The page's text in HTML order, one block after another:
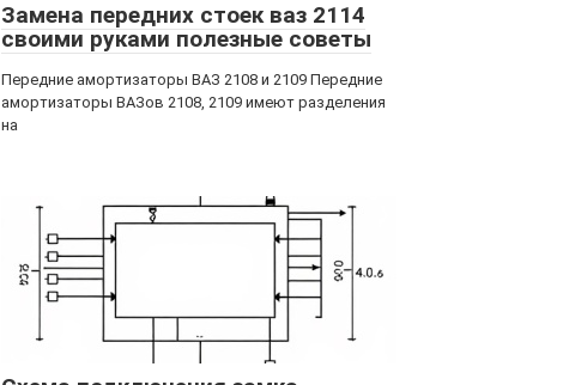
Замена передних стоек ваз 2114
своими руками полезные советы
Передние амортизаторы ВАЗ 2108 и 2109 Передние
амортизаторы ВАЗов 2108, 2109 имеют разделения
на